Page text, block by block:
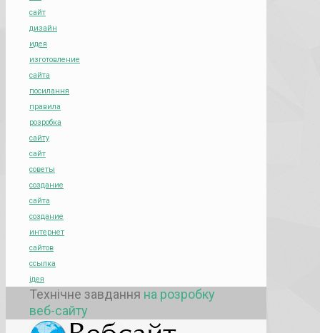
сайт
дизайн
идея
изготовление
сайта
посилання
правила
розробка
сайту
сайт
советы
создание
сайта
создание
интернет
сайтов
ссылка
ідея
Технічне завдання на розробку
веб-сайту